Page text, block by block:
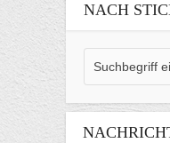
NACH